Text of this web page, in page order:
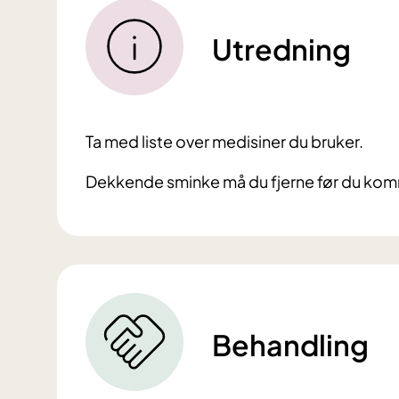
Utredning
Ta med liste over medisiner du bruker.
Dekkende sminke må du fjerne før du
Behandling